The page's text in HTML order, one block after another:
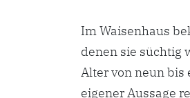
Im Waisenhaus
denen sie süchtig
Alter von neun bis
eigener Aussage